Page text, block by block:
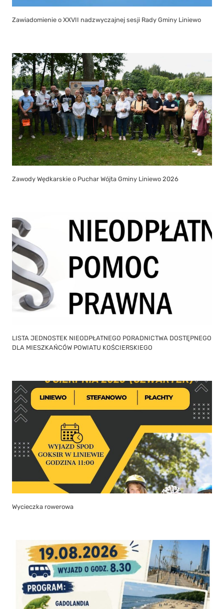
Zawiadomienie o XXVII nadzwyczajnej sesji Rady Gminy Liniewo
Zawody Wędkarskie o Puchar Wójta Gminy Liniewo 2026
LISTA JEDNOSTEK NIEODPŁATNEGO PORADNICTWA DOSTĘPNEGO
DLA MIESZKAŃCÓW POWIATU KOŚCIERSKIEGO
Wycieczka rowerowa